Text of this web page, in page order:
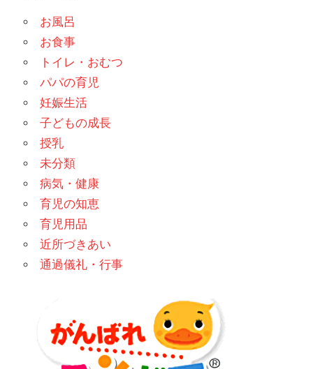
お風呂
お食事
トイレ・おむつ
パパの育児
妊娠生活
子どもの成長
授乳
未分類
病気・健康
育児の知恵
育児用品
近所づきあい
通過儀礼・行事